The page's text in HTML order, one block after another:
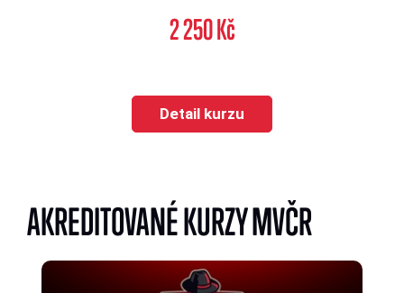
2 250 Kč
Detail kurzu
AKREDITOVANÉ KURZY MVČR